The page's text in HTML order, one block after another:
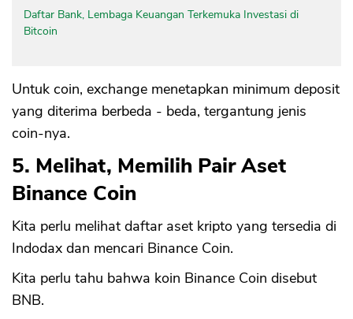
Daftar Bank, Lembaga Keuangan Terkemuka Investasi di
Bitcoin
Untuk coin, exchange menetapkan minimum deposit
yang diterima berbeda - beda, tergantung jenis
coin-nya.
5. Melihat, Memilih Pair Aset
Binance Coin
Kita perlu melihat daftar aset kripto yang tersedia di
Indodax dan mencari Binance Coin.
Kita perlu tahu bahwa koin Binance Coin disebut
BNB.